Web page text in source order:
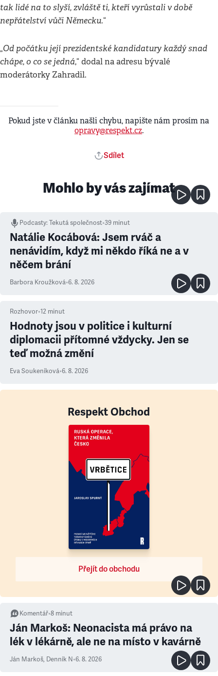
tak lidé na to slyší, zvláště ti, kteří vyrůstali v době
nepřátelství vůči Německu.“
„Od počátku její prezidentské kandidatury každý snad
chápe, o co se jedná,“ dodal na adresu bývalé
moderátorky Zahradil.
Pokud jste v článku našli chybu, napište nám prosím na
opravy@respekt.cz.
Sdílet
Mohlo by vás zajímat
Podcasty:Tekutá společnost•39 minut
Natálie Kocábová: Jsem rváč a
nenávidím, když mi někdo říká ne a v
něčem brání
Barbora Kroužková•6. 8. 2026
Rozhovor•12 minut
Hodnoty jsou v politice i kulturní
diplomacii přítomné vždycky. Jen se
teď možná změní
Eva Soukeníková•6. 8. 2026
Respekt Obchod
Přejít do obchodu
Komentář•8 minut
Ján Markoš: Neonacista má právo na
lék v lékárně, ale ne na místo v kavárně
Ján Markoš, Denník N•6. 8. 2026